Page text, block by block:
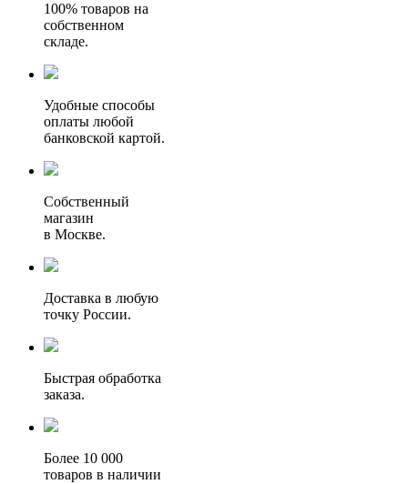
100% товаров на
собственном
складе.
Удобные способы
оплаты любой
банковской картой.
Собственный
магазин
в Москве.
Доставка в любую
точку России.
Быстрая обработка
заказа.
Более 10 000
товаров в наличии